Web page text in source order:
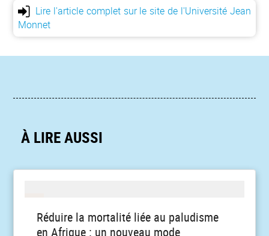
Lire l'article complet sur le site de l'Université Jean
Monnet
À LIRE AUSSI
Réduire la mortalité liée au paludisme
en Afrique : un nouveau mode